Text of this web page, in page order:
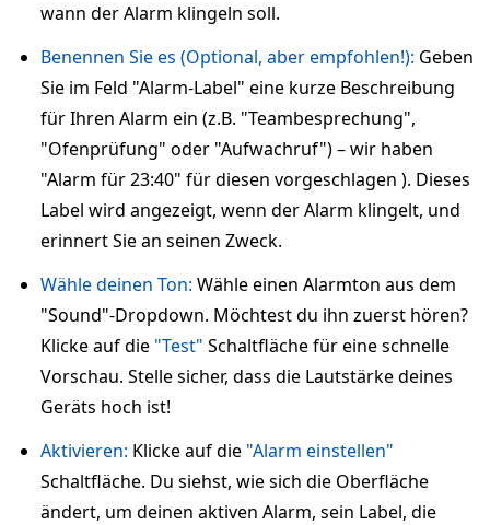
wann der Alarm klingeln soll.
Benennen Sie es (Optional, aber empfohlen!): Geben
Sie im Feld "Alarm-Label" eine kurze Beschreibung
für Ihren Alarm ein (z.B. "Teambesprechung",
"Ofenprüfung" oder "Aufwachruf") – wir haben
"Alarm für 23:40" für diesen vorgeschlagen ). Dieses
Label wird angezeigt, wenn der Alarm klingelt, und
erinnert Sie an seinen Zweck.
Wähle deinen Ton: Wähle einen Alarmton aus dem
"Sound"-Dropdown. Möchtest du ihn zuerst hören?
Klicke auf die "Test" Schaltfläche für eine schnelle
Vorschau. Stelle sicher, dass die Lautstärke deines
Geräts hoch ist!
Aktivieren: Klicke auf die "Alarm einstellen"
Schaltfläche. Du siehst, wie sich die Oberfläche
ändert, um deinen aktiven Alarm, sein Label, die